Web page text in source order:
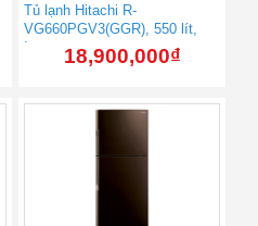
Tủ lạnh Hitachi R-
VG660PGV3(GGR), 550 lít,
Inverter18,900,000₫